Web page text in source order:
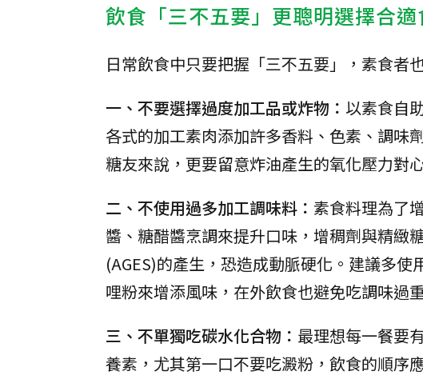
飲食「三不五要」更聰明選擇合適
日常飲食中只要把握「三不五要」，素食者
一、不要選擇過度加工品或炸物： 以素食自
各式的加工素肉添加許多香料、色素、調味
糖友來說，更要留意炸油產生的氧化壓力對
二、不使用過多加工調味料： 素食料理為了
醬、糖醋醬烹調來提升口味，增稠劑與精緻
(AGES)的產生，恐造成動脈硬化。建議多
哩粉來增添風味，在外飲食也避免吃調味過
三、不單獨吃碳水化合物： 最理想每一餐要
養素，尤其第一口不要吃澱粉，飲食的順序